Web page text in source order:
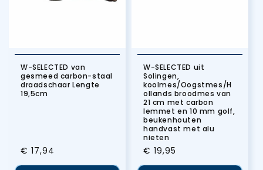
W-SELECTED van
gesmeed carbon-staal
draadschaar Lengte
19,5cm
Normale
prijs
€ 17,94
W-SELECTED uit
Solingen,
koolmes/Oogstmes/H
ollands broodmes van
21 cm met carbon
lemmet en 10 mm golf,
beukenhouten
handvast met alu
nieten
Normale
prijs
€ 19,95